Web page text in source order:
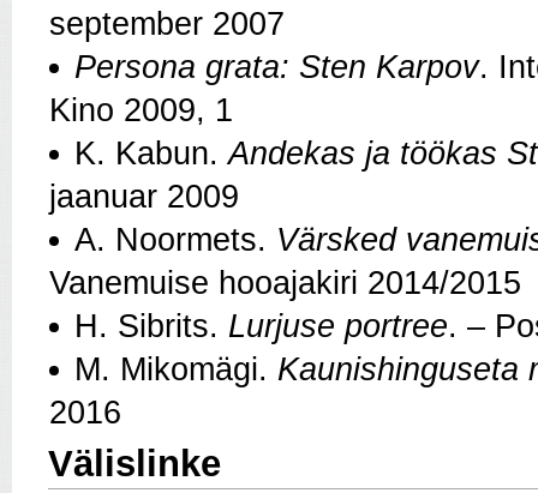
september 2007
Persona grata: Sten Karpov.
Kino 2009, 1
K. Kabun.Andekas ja töökas
jaanuar 2009
A. Noormets. Värsked
Vanemuise hooajakiri 2014/2015
H. Sibrits. Lurjuse portree. –
M. Mikomägi. Kaunishinguseta
2016
Välislinke